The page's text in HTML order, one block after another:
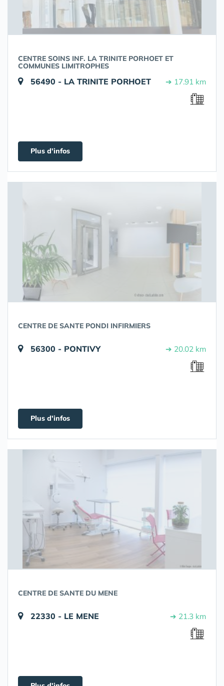
CENTRE SOINS INF. LA TRINITE PORHOET ET
COMMUNES LIMITROPHES
56490 - LA TRINITE PORHOET ➔ 17.91 km
Plus d'infos
CENTRE DE SANTE PONDI INFIRMIERS
56300 - PONTIVY ➔ 20.02 km
Plus d'infos
CENTRE DE SANTE DU MENE
22330 - LE MENE ➔ 21.3 km